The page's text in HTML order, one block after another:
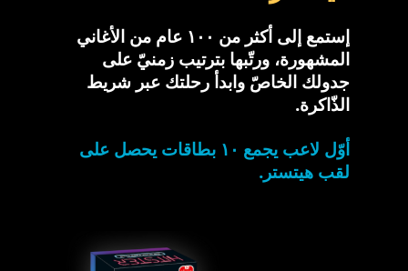
إستمع إلى أكثر من ١٠٠ عام من الأغاني
المشهورة، ورتّبها بترتيب زمنيّ على
جدولك الخاصّ وابدأ رحلتك عبر شريط
الذّاكرة.
أوّل لاعب يجمع ١٠ بطاقات يحصل على
لقب هيتستر.